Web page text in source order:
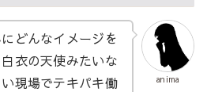
anima
どんなイメージを
衣の天使みたいな
現場でテキパキ働